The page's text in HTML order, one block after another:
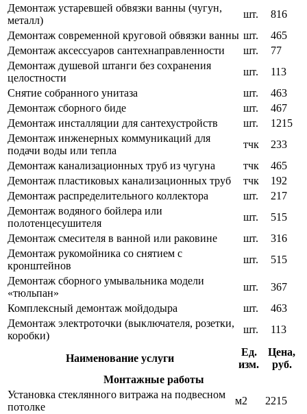
Демонтаж устаревшей обвязки ванны (чугун,
металл)
шт.
816
Демонтаж современной круговой обвязки ванны шт.
465
Демонтаж аксессуаров сантехнаправленности
шт.
77
Демонтаж душевой штанги без сохранения
целостности
шт.
113
Снятие собранного унитаза
шт.
463
Демонтаж сборного биде
шт.
467
Демонтаж инсталляции для сантехустройств
шт.
1215
Демонтаж инженерных коммуникаций для
подачи воды или тепла
тчк
233
Демонтаж канализационных труб из чугуна
тчк
465
Демонтаж пластиковых канализационных труб
тчк
192
Демонтаж распределительного коллектора
шт.
217
Демонтаж водяного бойлера или
полотенцесушителя
шт.
515
Демонтаж смесителя в ванной или раковине
шт.
316
Демонтаж рукомойника со снятием с
кронштейнов
шт.
515
Демонтаж сборного умывальника модели
«тюльпан»
шт.
367
Комплексный демонтаж мойдодыра
шт.
463
Демонтаж электроточки (выключателя, розетки,
коробки)
шт. 113
Наименование услуги
Ед.
изм.
Цена,
руб.
Монтажные работы
Установка стеклянного витража на подвесном
потолке
м2
2215